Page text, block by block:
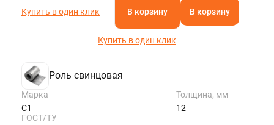
Купить в один клик В корзину В корзину
Купить в один клик
Роль свинцовая
Марка
С1
Толщина, мм
12
ГОСТ/ТУ